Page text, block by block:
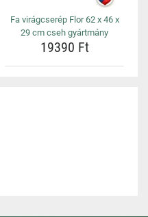
Fa virágcserép Flor 62 x 46 x
29 cm cseh gyártmány
19390 Ft